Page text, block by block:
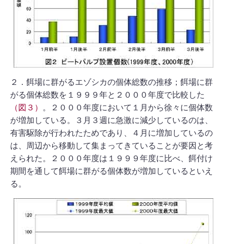
２．餌場に群がるエゾシカの個体総数の推移；餌場に群
がる個体総数を１９９９年と２０００年度で比較した
（図３）
。２０００年度において１月から徐々に個体数
が増加している。３月３週に急激に減少しているのは、
有害駆除が行われたためであり、４月に増加しているの
は、周辺から移動して集まってきていることが要因と考
えられた。２０００年度は１９９９年度に比べ、餌付け
期間を通して餌場に群がる個体数が増加しているといえ
る。